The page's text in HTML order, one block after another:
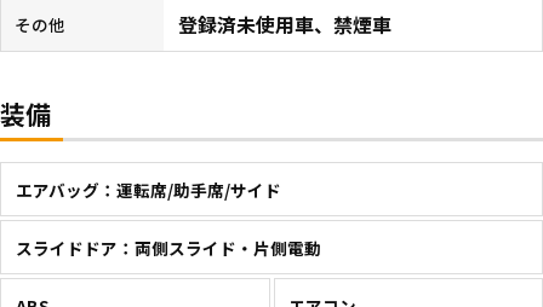
その他 登録済未使用車、禁煙車
装備
エアバッグ：運転席/助手席/サイド
スライドドア：両側スライド・片側電動